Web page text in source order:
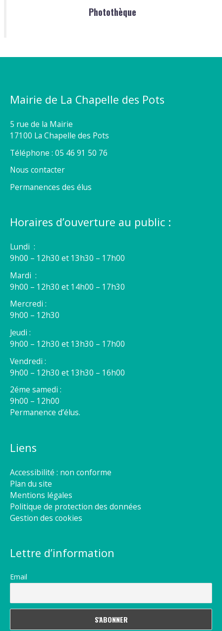
Photothèque
Mairie de La Chapelle des Pots
5 rue de la Mairie
17100 La Chapelle des Pots
Téléphone : 05 46 91 50 76
Nous contacter
Permanences des élus
Horaires d’ouverture au public :
Lundi :
9h00 – 12h30 et 13h30 – 17h00
Mardi :
9h00 – 12h30 et 14h00 – 17h30
Mercredi :
9h00 – 12h30
Jeudi :
9h00 – 12h30 et 13h30 – 17h00
Vendredi :
9h00 – 12h30 et 13h30 – 16h00
2éme samedi :
9h00 – 12h00
Permanence d’élus.
Liens
Accessibilité : non conforme
Plan du site
Mentions légales
Politique de protection des données
Gestion des cookies
Lettre d’information
Email